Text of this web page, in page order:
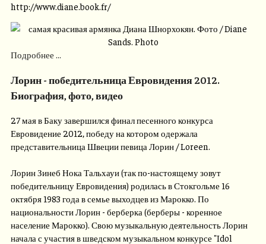
http://www.diane.book.fr/
Подробнее ...
Лорин - победительница Евровидения 2012.
Биография, фото, видео
27 мая в Баку завершился финал песенного конкурса
Евровидение 2012, победу на котором одержала
представительница Швеции певица Лорин / Loreen.
Лорин Зинеб Нока Тальхауи (так по-настоящему зовут
победительницу Евровидения) родилась в Стокгольме 16
октября 1983 года в семье выходцев из Марокко. По
национальности Лорин - берберка (берберы - коренное
население Марокко). Свою музыкальную деятельность Лорин
начала с участия в шведском музыкальном конкурсе "Idol